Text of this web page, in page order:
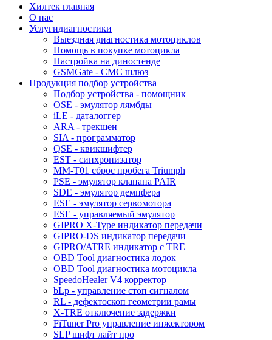
Хилтек главная
О нас
Услугидиагностики
Выездная диагностика мотоциклов
Помощь в покупке мотоцикла
Настройка на диностенде
GSMGate - СМС шлюз
Продукция подбор устройства
Подбор устройства - помощник
OSE - эмулятор лямбды
iLE - даталоггер
ARA - трекшен
SIA - программатор
QSE - квикшифтер
EST - синхронизатор
MM-T01 сброс пробега Triumph
PSE - эмулятор клапана PAIR
SDE - эмулятор демпфера
ESE - эмулятор сервомотора
ESE - управляемый эмулятор
GIPRO X-Type индикатор передачи
GIPRO-DS индикатор передачи
GIPRO/ATRE индикатор с TRE
OBD Tool диагностика лодок
OBD Tool диагностика мотоцикла
SpeedoHealer V4 корректор
bLp - управление стоп сигналом
RL - дефектоскоп геометрии рамы
X-TRE отключение задержки
FiTuner Pro управление инжектором
SLP шифт лайт про